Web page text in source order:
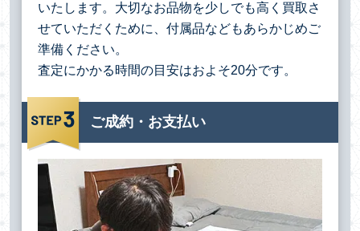
いたします。大切なお品物を少しでも高く買取さ
せていただくために、付属品などもあらかじめご
準備ください。
査定にかかる時間の目安はおよそ20分です。
ご成約・お支払い